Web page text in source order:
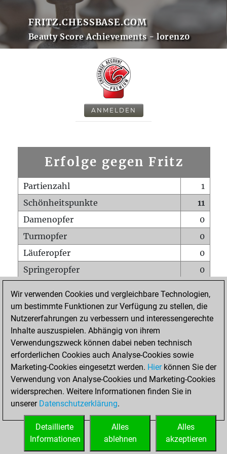
FRITZ.CHESSBASE.COM
Beauty Score Achievements - lorenz0
ANMELDEN
Erfolge gegen Fritz
Partienzahl
1
Schönheitspunkte
11
Damenopfer
0
Turmopfer
0
Läuferopfer
0
Springeropfer
0
Matt auf vollem Brett
0
Bauer setzt Matt
0
Erstickte Matts
Unterverwandlungen
Türme auf der siebten
0
STARTSEITE
Wir verwenden Cookies und vergleichbare Technologien,
um bestimmte Funktionen zur Verfügung zu stellen, die
Nutzererfahrungen zu verbessern und interessengerechte
Inhalte auszuspielen. Abhängig von ihrem
Verwendungszweck können dabei neben technisch
erforderlichen Cookies auch Analyse-Cookies sowie
Marketing-Cookies eingesetzt werden. Hierkönnen Sie der
Verwendung von Analyse-Cookies und Marketing-Cookies
widersprechen. Weitere Informationen finden Sie in
unserer Datenschutzerklärung.
Alles
akzeptieren
Alles
ablehnen
Detaillierte
Informationen